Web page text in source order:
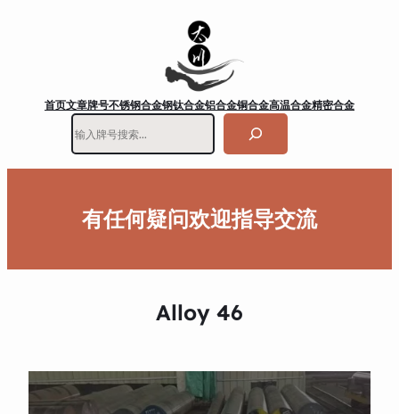
首页文章牌号不锈钢合金钢钛合金铝合金铜合金高温合金精密合金
有任何疑问欢迎指导交流
Alloy 46